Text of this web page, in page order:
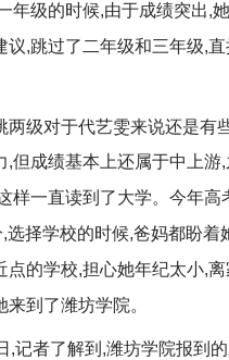
年级的时候,由于成绩突出,
议,跳过了二年级和三年级,
两级对于代艺雯来说还是有
,但成绩基本上还属于中上游
样一直读到了大学。今年高
选择学校的时候,爸妈都盼着
点的学校,担心她年纪太小,
来到了潍坊学院。
,记者了解到,潍坊学院报到